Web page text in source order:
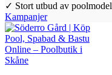
✓ Stort utbud av
Kampanjer